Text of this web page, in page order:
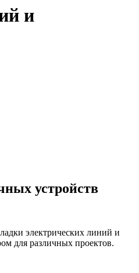
и
устройств
электрических линий и
для различных проектов.